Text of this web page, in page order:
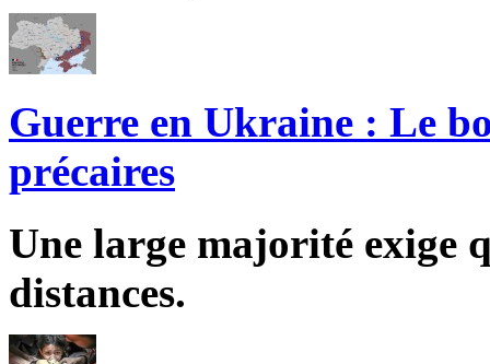
Guerre en Ukraine : Le
précaires
Une large majorité exige
distances.